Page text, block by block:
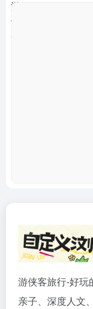
游侠客旅行-好玩
亲子、深度人文